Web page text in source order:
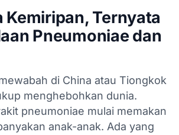
Kemiripan, Ternyata
Pneumoniae dan
di China atau Tiongkok
menghebohkan dunia.
pneumoniae mulai memakan
anak-anak. Ada yang